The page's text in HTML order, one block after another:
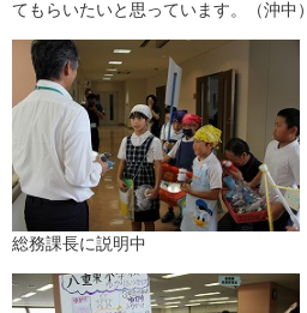
てもらいたいと思っています。（沖中）
総務課長に説明中